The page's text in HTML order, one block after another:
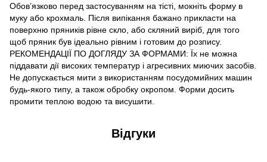
Обов’язково перед застосуванням на тісті, мокніть форму в
муку або крохмаль. Після випікання бажано прикласти на
поверхню пряників рівне скло, або скляний виріб, для того
щоб пряник був ідеально рівним і готовим до розпису.
РЕКОМЕНДАЦІЇ ПО ДОГЛЯДУ ЗА ФОРМАМИ: Їх не можна
піддавати дії високих температур і агресивних миючих засобів.
Не допускається мити з використанням посудомийних машин
будь-якого типу, а також обробку окропом. Форми досить
промити теплою водою та висушити.
Відгуки